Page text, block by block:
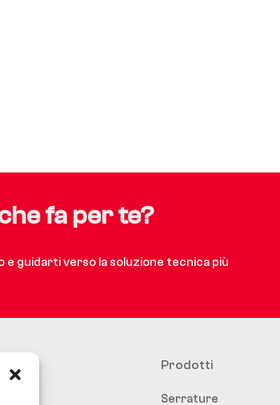
fa per te?
guidarti verso la soluzione tecnica più
Prodotti
Serrature